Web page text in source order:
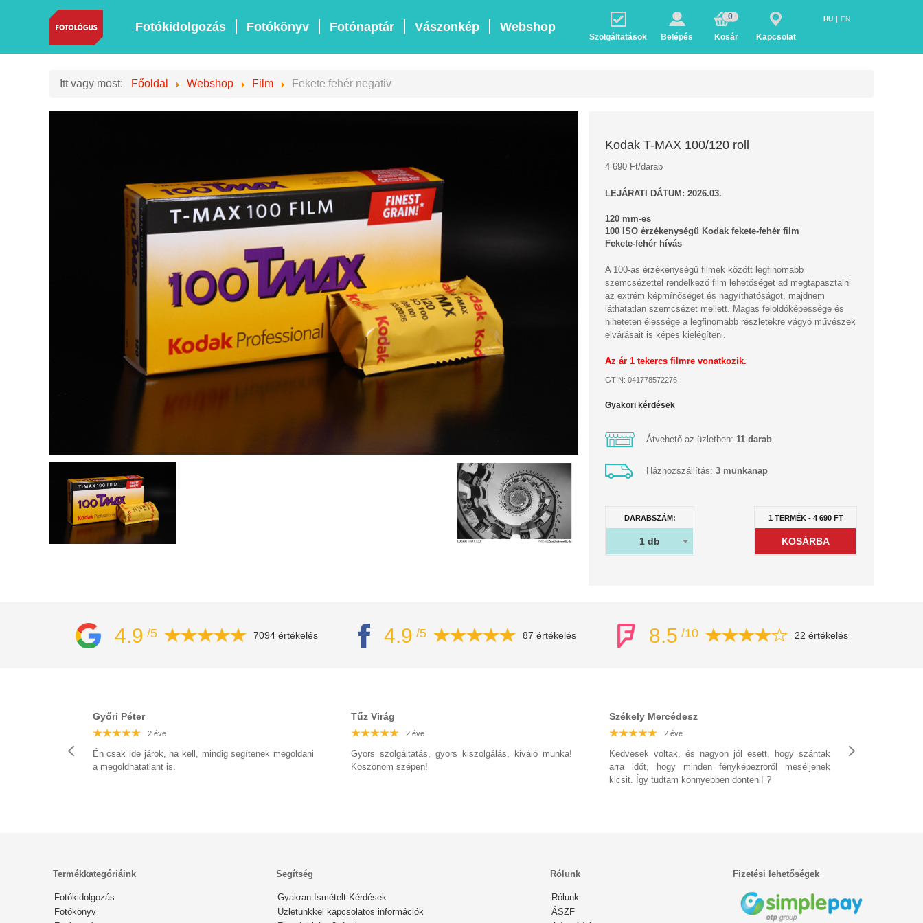
Fotókidolgozás Fotókönyv Fotónaptár Vászonkép Webshop
Szolgáltatások Belépés
0
Kosár Kapcsolat
HU EN
Itt vagy most: Főoldal Webshop Film Fekete fehér negativ
Kodak T-MAX 100/120 roll
4 690 Ft/darab
LEJÁRATI DÁTUM: 2026.03.
120 mm-es
100 ISO érzékenységű Kodak fekete-fehér film
Fekete-fehér hívás
A 100-as érzékenységű filmek között legfinomabb
szemcsézettel rendelkező film lehetőséget ad megtapasztalni
az extrém képmínőséget és nagyíthatóságot, majdnem
láthatatlan szemcsézet mellett. Magas feloldóképessége és
hiheteten élessége a legfinomabb részletekre vágyó művészek
elvárásait is képes kielégíteni.
Az ár 1 tekercs filmre vonatkozik.
GTIN: 041778572276
Gyakori kérdések
Átvehető az üzletben: 11 darab
Házhozszállítás: 3 munkanap
DARABSZÁM:
1 db
1 TERMÉK- 4 690FT
4.9 /5 7094 értékelés 4.9 /5 87 értékelés 8.5 /10 22 értékelés
Győri Péter
2 éve
Én csak ide járok, ha kell, mindig segítenek megoldani
a megoldhatatlant is.
Tűz Virág
2 éve
Gyors szolgáltatás, gyors kiszolgálás, kiváló munka!
Köszönöm szépen!
Székely Mercédesz
2 éve
Kedvesek voltak, és nagyon jól esett, hogy szántak
arra időt, hogy minden fényképezröről meséljenek
kicsit. Így tudtam könnyebben dönteni! ?
2 éve 2 éve 2 éve
2 éve 2 éve 2 éve
2 éve 2 éve 2 éve
2 éve 2 éve 2 éve
2 éve 2 éve 2 éve
2 éve 2 éve 2 éve
Termékkategóriáink
Fotókidolgozás
Fotókönyv
Segítség
Gyakran Ismételt Kérdések
Üzletünkkel kapcsolatos információk
Rólunk
Rólunk
ÁSZF
Fizetési lehetőségek